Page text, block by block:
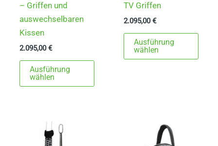
– Griffen und
auswechselbaren
Kissen
2.095,00€
Ausführung
wählen
Dieses
TV Griffen
2.095,00€
Ausführung
wählen